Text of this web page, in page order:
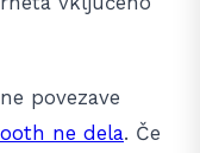
povezave
ne dela. Če